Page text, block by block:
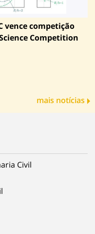
vence competição
Competition
mais notícias
Civil